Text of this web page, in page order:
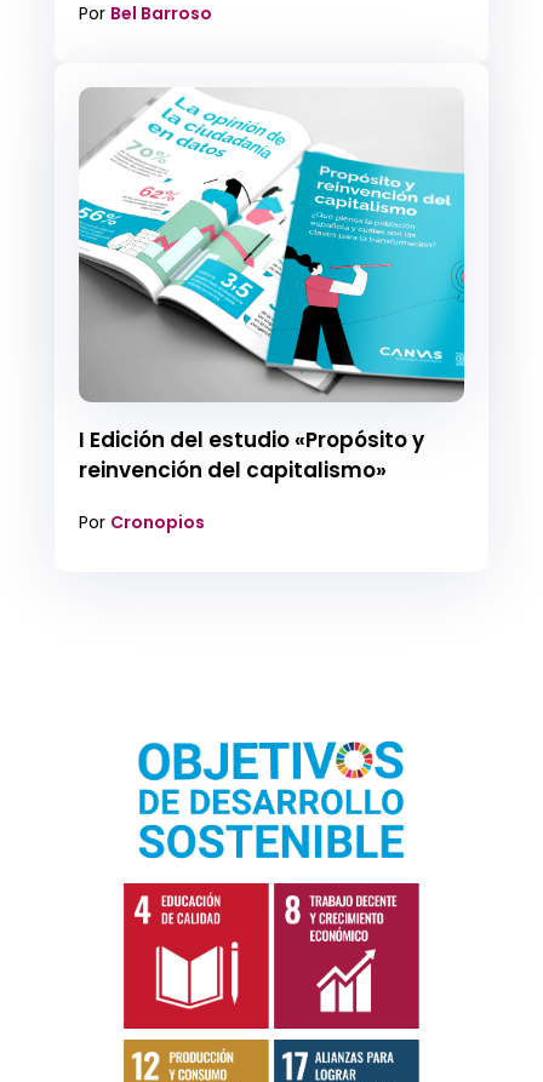
Por Bel Barroso
I Edición del estudio «Propósito y
reinvención del capitalismo»
Por Cronopios